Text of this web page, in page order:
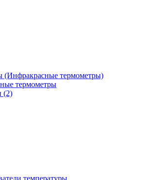
(Инфракрасные термометры)
термометры
(2)